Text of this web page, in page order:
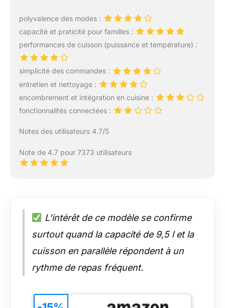
polyvalence des modes :
capacité et praticité pour familles :
performances de cuisson (puissance et température) :
simplicité des commandes :
entretien et nettoyage :
encombrement et intégration en cuisine :
fonctionnalités connectées :
Notes des utilisateurs 4.7/5
Note de 4.7 pour 7373 utilisateurs
L’intérêt de ce modèle se confirme
surtout quand la capacité de 9,5 l et la
cuisson en parallèle répondent à un
rythme de repas fréquent.